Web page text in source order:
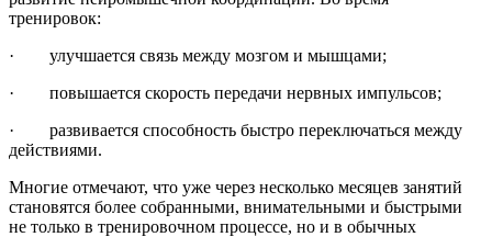
тренировок:
· улучшается связь между мозгом и мышцами;
· повышается скорость передачи нервных импульсов;
· развивается способность быстро переключаться между
действиями.
Многие отмечают, что уже через несколько месяцев занятий
становятся более собранными, внимательными и быстрыми
не только в тренировочном процессе, но и в обычных